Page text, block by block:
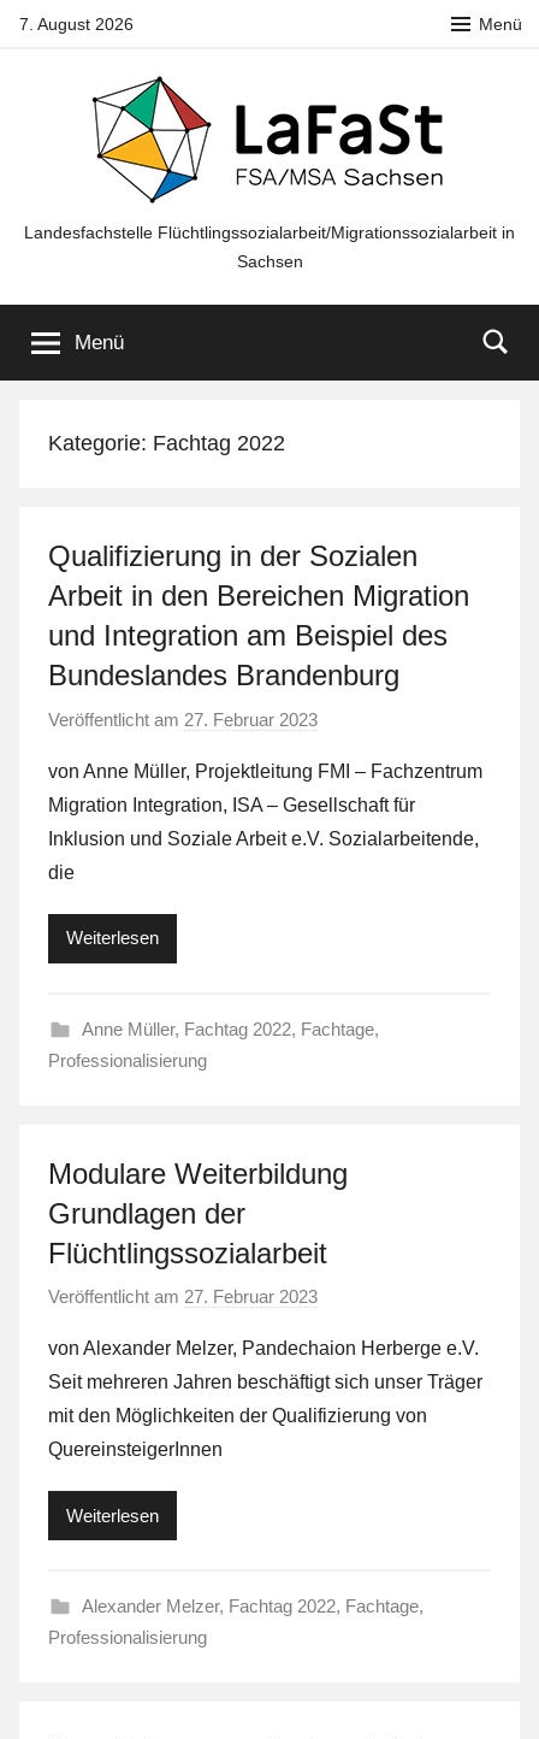
Zum7. August 2026 Menü
LaFaSt
FSA/MSA
Sachsen
Landesfachstelle Flüchtlingssozialarbeit/Migrationssozialarbeit in
Sachsen
Menü
Kategorie: Fachtag 2022
Qualifizierung in der Sozialen
Arbeit in den Bereichen Migration
und Integration am Beispiel des
Bundeslandes Brandenburg
Veröffentlicht am 27. Februar 2023
n
L
a
von Anne Müller, Projektleitung FMI – Fachzentrum
Migration Integration, ISA – Gesellschaft für
Inklusion und Soziale Arbeit e.V. Sozialarbeitende,
die
Weiterlesen
Anne Müller, Fachtag 2022, Fachtage,
Professionalisierung
Modulare Weiterbildung
Grundlagen der
Flüchtlingssozialarbeit
Veröffentlicht am 27. Februar 2023
n
L
a
von Alexander Melzer, Pandechaion Herberge e.V.
Seit mehreren Jahren beschäftigt sich unser Träger
mit den Möglichkeiten der Qualifizierung von
QuereinsteigerInnen
Weiterlesen
Alexander Melzer, Fachtag 2022, Fachtage,
Professionalisierung